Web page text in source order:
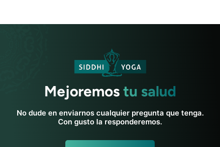
Mejoremostu salud
No dude en enviarnos cualquier pregunta que tenga.
Con gusto la responderemos.